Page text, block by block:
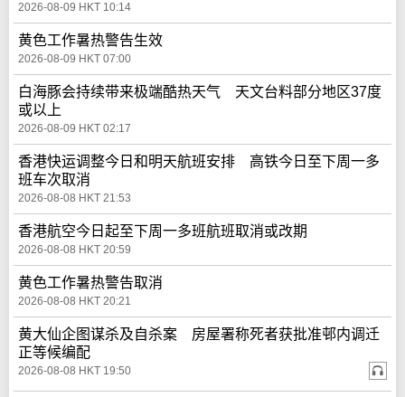
2026-08-09 HKT 10:14
黄色工作暑热警告生效
2026-08-09 HKT 07:00
白海豚会持续带来极端酷热天气 天文台料部分地区37度
或以上
2026-08-09 HKT 02:17
香港快运调整今日和明天航班安排 高铁今日至下周一多
班车次取消
2026-08-08 HKT 21:53
香港航空今日起至下周一多班航班取消或改期
2026-08-08 HKT 20:59
黄色工作暑热警告取消
2026-08-08 HKT 20:21
黄大仙企图谋杀及自杀案 房屋署称死者获批准邨内调迁
正等候编配
2026-08-08 HKT 19:50